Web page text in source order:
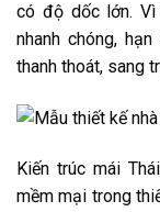
có độ dốc lớn. Vì
nhanh chóng,
thanh thoát, sang
Kiến trúc mái
mềm mại trong